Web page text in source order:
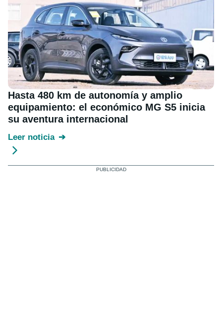
Hasta 480 km de autonomía y amplio
equipamiento: el económico MG S5 inicia
su aventura internacional
Leer noticia